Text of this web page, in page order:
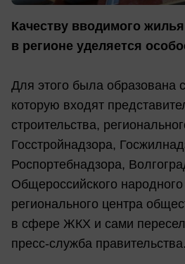
Качеству вводимого
в регионе уделяется
Для этого была образована
которую входят
строительства,
Госстройнадзора,
Роспортебнадзора,
Общероссийского
регионального центра
в сфере ЖКХ и сами
пресс-служба правительства.